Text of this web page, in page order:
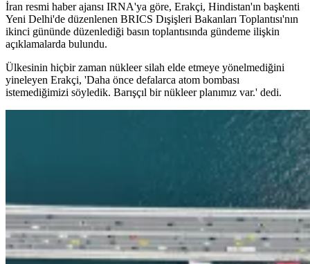
İran resmi haber ajansı IRNA'ya göre, Erakçi, Hindistan'ın başkenti
Yeni Delhi'de düzenlenen BRICS Dışişleri Bakanları Toplantısı'nın
ikinci gününde düzenlediği basın toplantısında gündeme ilişkin
açıklamalarda bulundu.
Ülkesinin hiçbir zaman nükleer silah elde etmeye yönelmediğini
yineleyen Erakçi, 'Daha önce defalarca atom bombası
istemediğimizi söyledik. Barışçıl bir nükleer planımız var.' dedi.